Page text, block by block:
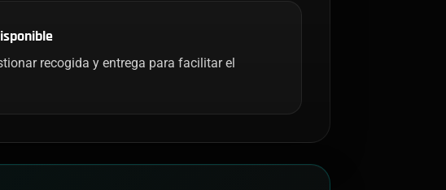
recogida y entrega para facilitar el